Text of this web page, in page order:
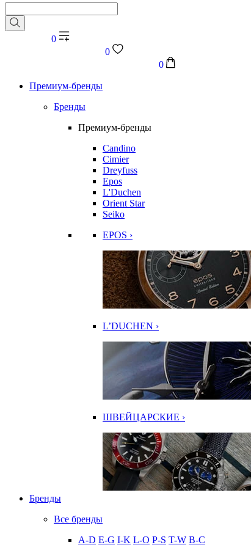
0
0
0
Премиум-бренды
Бренды
Премиум-бренды
Candino
Cimier
Dreyfuss
Epos
L'Duchen
Orient Star
Seiko
EPOS ›
L’DUCHEN ›
ШВЕЙЦАРСКИЕ ›
Бренды
Все бренды
A-D E-G I-K L-O P-S T-W В-С